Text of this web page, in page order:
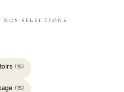
SÉLECTIONS
(15)
(15)